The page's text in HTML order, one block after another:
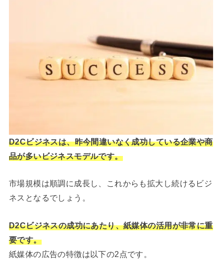
D2Cビジネスは、昨今間違いなく成功している企業や商
品が多いビジネスモデルです。
市場規模は順調に成長し、これからも拡大し続けるビジ
ネスとなるでしょう。
D2Cビジネスの成功にあたり、紙媒体の活用が非常に重
要です。
紙媒体の広告の特徴は以下の2点です。